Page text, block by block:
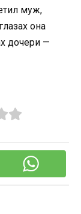
муж,
она
дочери —